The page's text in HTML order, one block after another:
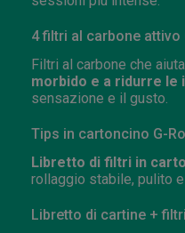
4 filtri al carbone attivo
Filtri al carbone che
morbido e a ridurre le
sensazione e il gusto.
Tips in cartoncino G-
Libretto di filtri in
rollaggio stabile, pulito
Libretto di cartine + filtri